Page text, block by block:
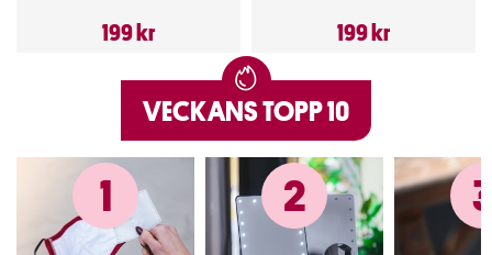
199 kr 199 kr
VECKANS TOPP 10
1 2